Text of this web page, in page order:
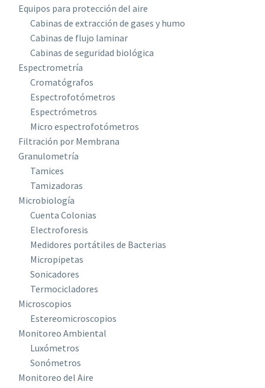
Equipos para protección del aire
Cabinas de extracción de gases y humo
Cabinas de flujo laminar
Cabinas de seguridad biológica
Espectrometría
Cromatógrafos
Espectrofotómetros
Espectrómetros
Micro espectrofotómetros
Filtración por Membrana
Granulometría
Tamices
Tamizadoras
Microbiología
Cuenta Colonias
Electroforesis
Medidores portátiles de Bacterias
Micropipetas
Sonicadores
Termocicladores
Microscopios
Estereomicroscopios
Monitoreo Ambiental
Luxómetros
Sonómetros
Monitoreo del Aire